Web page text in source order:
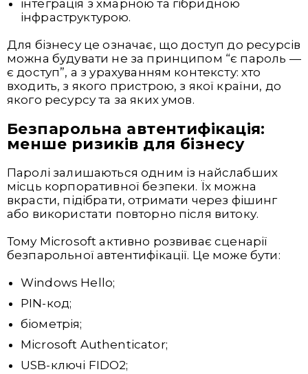
інтеграція з хмарною та гібридною
інфраструктурою.
Для бізнесу це означає, що доступ до ресурсів
можна будувати не за принципом “є пароль —
є доступ”, а з урахуванням контексту: хто
входить, з якого пристрою, з якої країни, до
якого ресурсу та за яких умов.
Безпарольна автентифікація:
менше ризиків для бізнесу
Паролі залишаються одним із найслабших
місць корпоративної безпеки. Їх можна
вкрасти, підібрати, отримати через фішинг
або використати повторно після витоку.
Тому Microsoft активно розвиває сценарії
безпарольної автентифікації. Це може бути:
Windows Hello;
PIN-код;
біометрія;
Microsoft Authenticator;
USB-ключі FIDO2;
Привіт 👋, чим тобі допомогти?
Ми зазвичай відповідаємо дуже швидко
Надіслати повідомлення